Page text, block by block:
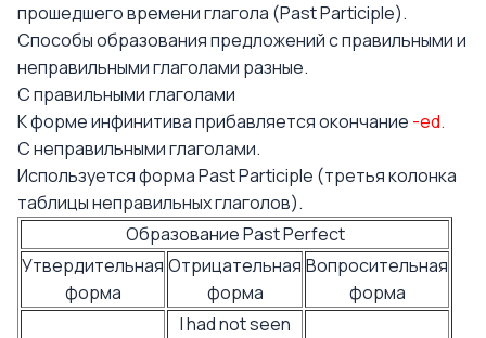
прошедшего времени глагола (Past Participle).
Способы образования предложений с правильными и
неправильными глаголами разные.
С правильными глаголами
К форме инфинитива прибавляется окончание -ed.
С неправильными глаголами.
Используется форма Past Participle (третья колонка
таблицы неправильных глаголов).
Образование Past Perfect
Утвердительная
форма
Отрицательная
форма
Вопросительная
форма
I had not seen